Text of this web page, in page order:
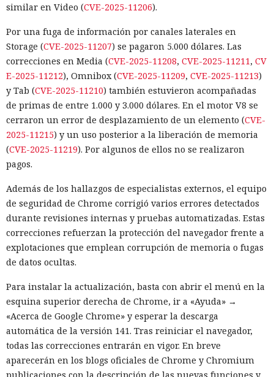
similar en Video (CVE-2025-11206).
Por una fuga de información por canales laterales en
Storage (CVE-2025-11207) se pagaron 5.000 dólares. Las
correcciones en Media (CVE-2025-11208, CVE-2025-11211, CV
E-2025-11212), Omnibox (CVE-2025-11209, CVE-2025-11213)
y Tab (CVE-2025-11210) también estuvieron acompañadas
de primas de entre 1.000 y 3.000 dólares. En el motor V8 se
cerraron un error de desplazamiento de un elemento (CVE-
2025-11215) y un uso posterior a la liberación de memoria
(CVE-2025-11219). Por algunos de ellos no se realizaron
pagos.
Además de los hallazgos de especialistas externos, el equipo
de seguridad de Chrome corrigió varios errores detectados
durante revisiones internas y pruebas automatizadas. Estas
correcciones refuerzan la protección del navegador frente a
explotaciones que emplean corrupción de memoria o fugas
de datos ocultas.
Para instalar la actualización, basta con abrir el menú en la
esquina superior derecha de Chrome, ir a «Ayuda» →
«Acerca de Google Chrome» y esperar la descarga
automática de la versión 141. Tras reiniciar el navegador,
todas las correcciones entrarán en vigor. En breve
aparecerán en los blogs oficiales de Chrome y Chromium